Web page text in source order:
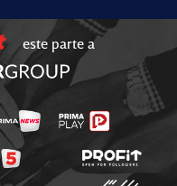
este parte a